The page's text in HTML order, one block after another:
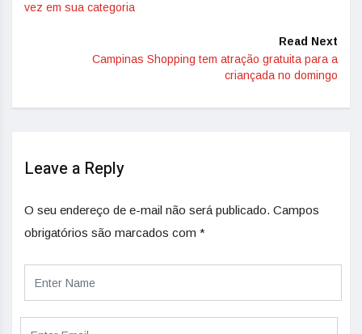
vez em sua categoria
Read Next
Campinas Shopping tem atração gratuita para a
criançada no domingo
Leave a Reply
O seu endereço de e-mail não será publicado. Campos
obrigatórios são marcados com *